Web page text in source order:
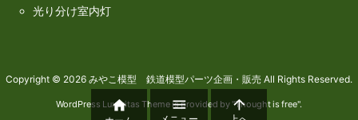
光り分け室内灯
Copyright © 2026 みやこ模型 鉄道模型パーツ企画・販売 All Rights Reserved.
WordPress Luxeritas Theme is provided by "Thought is free".
  